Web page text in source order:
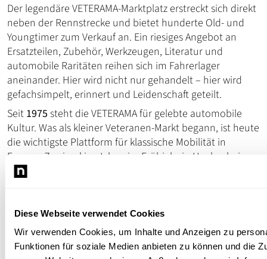
Diese Webseite verwendet Cookies
Wir verwenden Cookies, um Inhalte und Anzeigen zu
Funktionen für soziale Medien anbieten zu können und die
Der legendäre VETERAMA-Marktplatz erstreckt sich direkt
neben der Rennstrecke und bietet hunderte Old- und
Youngtimer zum Verkauf an. Ein riesiges Angebot an
Ersatzteilen, Zubehör, Werkzeugen, Literatur und
automobile Raritäten reihen sich im Fahrerlager
aneinander. Hier wird nicht nur gehandelt – hier wird
gefachsimpelt, erinnert und Leidenschaft geteilt.
Seit 1975 steht die VETERAMA für gelebte automobile
Kultur. Was als kleiner Veteranen-Markt begann, ist heute
die wichtigste Plattform für klassische Mobilität in
Europa. Zweimal im Jahr – im Frühjahr in Hockenheim
und im Herbst in Mannheim – wird Geschichte nicht nur
eine Veranstaltung:
Sie ist ein Treffpunkt für Generationen, ein Ort der
Begegnung und ein lebendiges Museum der Mobilität.